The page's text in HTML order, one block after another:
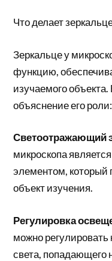
Что делает
Зеркальце у
функцию,
изучаемого
объяснение его роли:
Светоотражающий
микроскопа
элементом, который
объект изучения.
Регулировка
можно регулировать
света, попадающего